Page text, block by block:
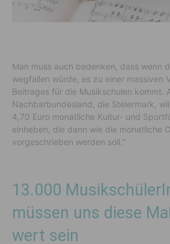
Man muss auch bedenken, dass wenn
wegfallen würde, es zu einer massiven
Beitrages für die Musikschulen kommt.
Nachbarbundesland, die Steiermark,
4,70 Euro monatliche Kultur- und
einheben, die dann wie die monatliche
vorgeschrieben werden soll.“
13.000
müssen uns diese
wert sein